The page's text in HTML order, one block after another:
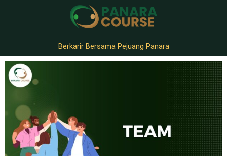
Berkarir Bersama Pejuang Panara